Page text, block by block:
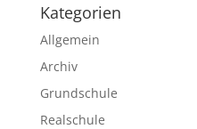
Kategorien
Allgemein
Archiv
Grundschule
Realschule